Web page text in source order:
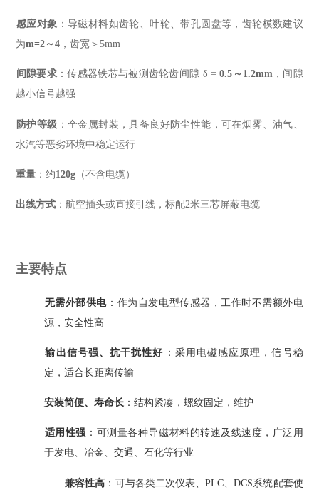
感应对象 ‌：导磁材料如齿轮、叶轮、带孔圆盘等，齿轮模数建议
为‌m=2～4 ‌，齿宽＞5mm
间隙要求‌：传感器铁芯与被测齿轮齿间隙 δ = ‌0.5～1.2mm ‌，间隙
越小信号越强
防护等级 ‌：全金属封装，具备良好防尘性能，可在烟雾、油气、
水汽等恶劣环境中稳定运行
重量 ‌：约‌120g ‌（不含电缆）
出线方式 ‌：航空插头或直接引线，标配2米三芯屏蔽电缆
主要特点
无需外部供电‌：作为自发电型传感器，工作时不需额外电
源，安全性高
输出信号强、抗干扰性好 ‌：采用电磁感应原理，信号稳
定，适合长距离传输
安装简便、寿命长 ‌：结构紧凑，螺纹固定，维护
适用性强 ‌：可测量各种导磁材料的转速及线速度，广泛用
于发电、冶金、交通、石化等行业
兼容性高 ‌：可与各类二次仪表、PLC、DCS系统配套使